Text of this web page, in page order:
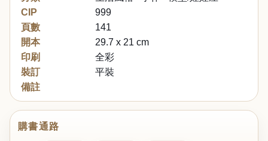
CIP
999
頁數
141
開本
29.7 x 21 cm
印刷
全彩
裝訂
平裝
備註
購書通路